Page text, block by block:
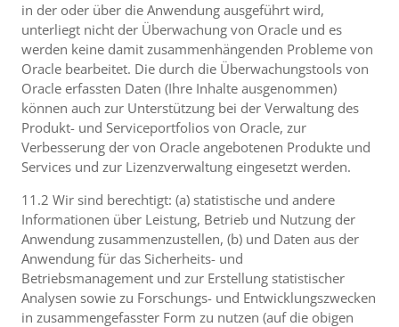
in der oder über die Anwendung ausgeführt wird,
unterliegt nicht der Überwachung von Oracle und es
werden keine damit zusammenhängenden Probleme von
Oracle bearbeitet. Die durch die Überwachungstools von
Oracle erfassten Daten (Ihre Inhalte ausgenommen)
können auch zur Unterstützung bei der Verwaltung des
Produkt- und Serviceportfolios von Oracle, zur
Verbesserung der von Oracle angebotenen Produkte und
Services und zur Lizenzverwaltung eingesetzt werden.
11.2 Wir sind berechtigt: (a) statistische und andere
Informationen über Leistung, Betrieb und Nutzung der
Anwendung zusammenzustellen, (b) und Daten aus der
Anwendung für das Sicherheits- und
Betriebsmanagement und zur Erstellung statistischer
Analysen sowie zu Forschungs- und Entwicklungszwecken
in zusammengefasster Form zu nutzen (auf die obigen